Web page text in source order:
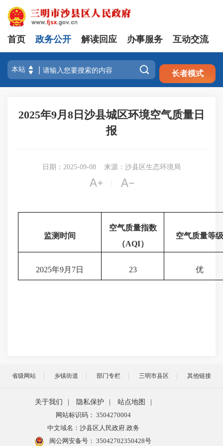
注册 登录
首页 政务公开 解读回应 办事服务 互动交流
 长者模式
2025年9月8日沙县城区环境空气质量日
报
日期：2025-09-08 来源：沙县区生态环境局
 
监测时间
空气质量指数
（AQI）
空气质量等
2025年9月7日 23 优
省级网站 乡镇街道 部门专栏 三明市县区 其他链接
关于我们 隐私保护 站点地图
网站标识码： 3504270004
中文域名：沙县区人民政府.政务
闽公网安备号： 35042702350428号